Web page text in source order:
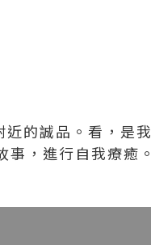
的誠品。看，是我
，進行自我療癒。